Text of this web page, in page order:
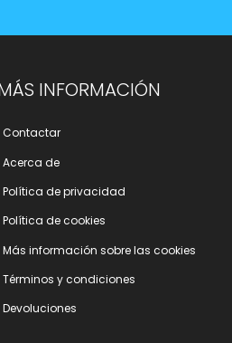
INFORMACIÓN
Contactar
Acerca de
Polí­tica de privacidad
Polí­tica de cookies
Más información sobre las cookies
Términos y condiciones
Devoluciones